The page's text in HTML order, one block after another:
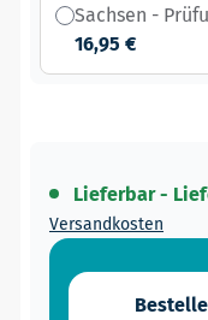
Sachsen -
16,95 €
Lieferbar -
Versandkosten